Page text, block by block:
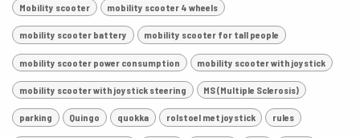
Mobility scooter mobility scooter 4 wheels
mobility scooter battery mobility scooter for tall people
mobility scooter power consumption mobility scooter with joystick
mobility scooter with joystick steering MS (Multiple Sclerosis)
parking Quingo quokka rolstoel met joystick rules